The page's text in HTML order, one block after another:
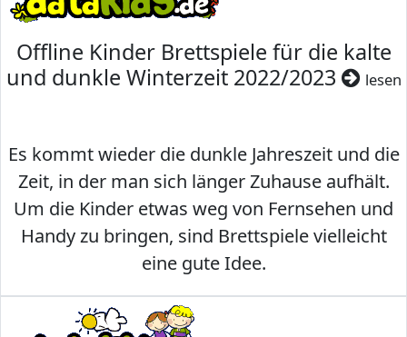
Offline Kinder Brettspiele für die kalte
und dunkle Winterzeit 2022/2023
lesen
Es kommt wieder die dunkle Jahreszeit und die
Zeit, in der man sich länger Zuhause aufhält.
Um die Kinder etwas weg von Fernsehen und
Handy zu bringen, sind Brettspiele vielleicht
eine gute Idee.